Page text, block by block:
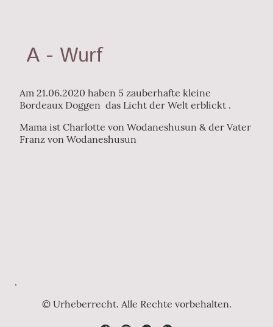
A - Wurf
Am 21.06.2020 haben 5 zauberhafte kleine
Bordeaux Doggen das Licht der Welt erblickt .
Mama ist Charlotte von Wodaneshusun & der Vater
Franz von Wodaneshusun
.
© Urheberrecht. Alle Rechte vorbehalten.